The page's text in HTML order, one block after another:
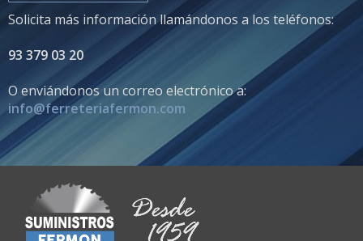
Solicita más información llamándonos a los teléfonos:
93 379 03 20
O enviándonos un correo electrónico a:
info@ferreteriafermon.com